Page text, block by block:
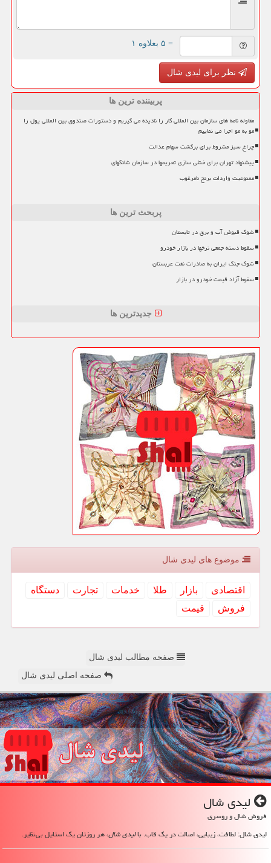
= ۵ بعلاوه ۱
نظر برای لیدی شال
پربیننده ترین ها
مقاوله نامه های سازمان بین المللی کار را نادیده می گیریم و دستورات صندوق بین المللی پول را
مو به مو اجرا می نماییم
چراغ سبز مشروط برای برگشت سهام عدالت
پیشنهاد تهران برای خنثی سازی تحریمها در سازمان شانگهای
ممنوعیت واردات برنج نامرغوب
پربحث ترین ها
شوک قبوض آب و برق در تابستان
سقوط دسته جمعی نرخها در بازار خودرو
شوک جنگ ایران به صادرات نفت عربستان
سقوط آزاد قیمت خودرو در بازار
جدیدترین ها
موضوع های لیدی شال
اقتصادی بازار طلا خدمات تجارت
دستگاه
فروش
قیمت
صفحه مطالب لیدی شال
صفحه اصلی لیدی شال
لیدی شال
فروش شال و روسری
لیدی شال: لطافت، زیبایی، اصالت در یک قاب. بالیدی شال، هر روزتان یک استایل بی‌نظیر.